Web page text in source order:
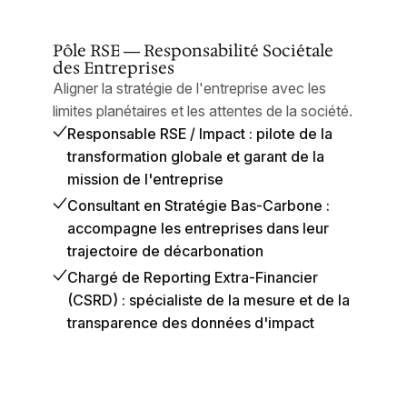
Pôle RSE — Responsabilité Sociétale
des Entreprises
Aligner la stratégie de l'entreprise avec les
limites planétaires et les attentes de la société.
Responsable RSE / Impact : pilote de la
transformation globale et garant de la
mission de l'entreprise
Consultant en Stratégie Bas-Carbone :
accompagne les entreprises dans leur
trajectoire de décarbonation
Chargé de Reporting Extra-Financier
(CSRD) : spécialiste de la mesure et de la
transparence des données d'impact